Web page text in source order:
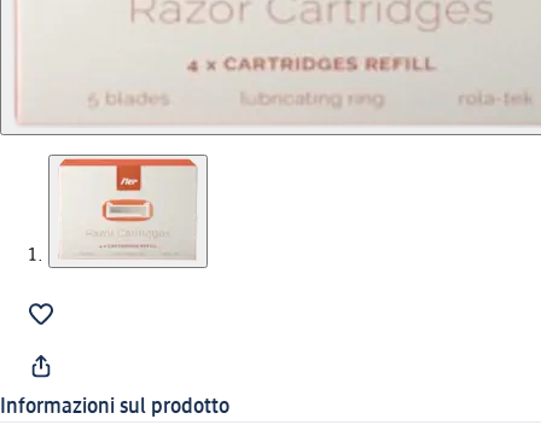
Informazioni sul prodotto